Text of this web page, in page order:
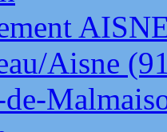
Aisne